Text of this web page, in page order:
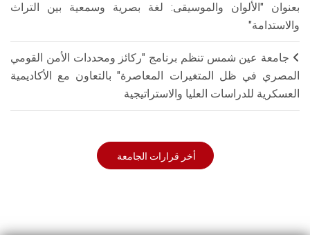
بعنوان "الألوان والموسيقى: لغة بصرية وسمعية بين التراث
والاستدامة"
جامعة عين شمس تنظم برنامج "ركائز ومحددات الأمن القومي
المصري في ظل المتغيرات المعاصرة" بالتعاون مع الأكاديمية
العسكرية للدراسات العليا والاستراتيجية
أخر قرارات الجامعة